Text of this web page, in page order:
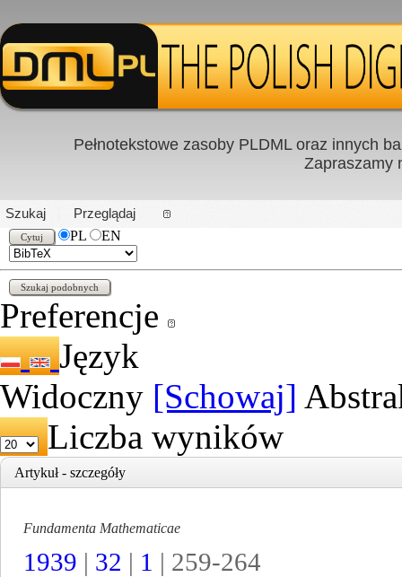
PL|EN
Pełnotekstowe zasoby PLDML oraz innych
Zapraszamy
Szukaj
Przeglądaj
PL
EN
Preferencje
Język
Widoczny [Schowaj]
Liczba wyników
Artykuł - szczegóły
Fundamenta Mathematicae
1939 | 32 | 1 | 259-264